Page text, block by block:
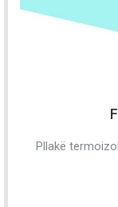
Pllakë